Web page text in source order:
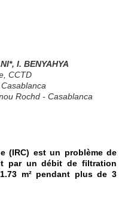
I. BENYAHYA
CCTD
Rochd - Casablanca
(IRC) est un problème de
par un débit de filtration
m² pendant plus de 3